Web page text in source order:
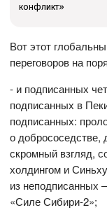
конфликт»
Вот этот
переговоров на
- и подписанных
подписанных в
подписанных:
о добрососедстве,
скромный взгляд,
холдингом и
из неподписанных
«Силе Сибири-2»;